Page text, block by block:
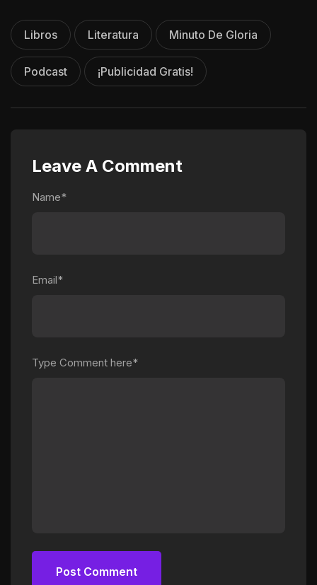
Libros Literatura Minuto De Gloria
Podcast ¡Publicidad Gratis!
Leave A Comment
Name*
Email*
Type Comment here*
Post Comment